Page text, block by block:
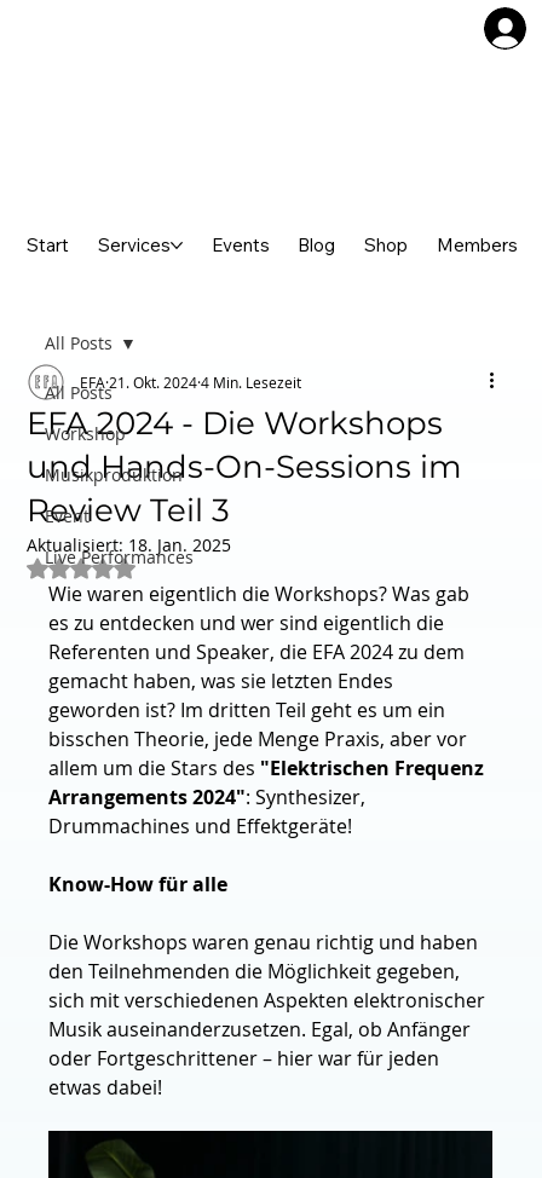
Start Services Events Blog Shop Members
All Posts
Workshop
Musikproduktion
Event
Live Performances
All Posts
EFA 2024 - Die Workshops
und Hands-On-Sessions im
Review Teil 3
EFA 21. Okt. 2024 4 Min. Lesezeit
Aktualisiert: 18. Jan. 2025
Mit NaN von 5 Sternen bewertet.
Wie waren eigentlich die Workshops? Was gab
es zu entdecken und wer sind eigentlich die
Referenten und Speaker, die EFA 2024 zu dem
gemacht haben, was sie letzten Endes
geworden ist? Im dritten Teil geht es um ein
bisschen Theorie, jede Menge Praxis, aber vor
allem um die Stars des "Elektrischen Frequenz
Arrangements 2024": Synthesizer,
Drummachines und Effektgeräte!
Know-How für alle
Die Workshops waren genau richtig und haben
den Teilnehmenden die Möglichkeit gegeben,
sich mit verschiedenen Aspekten elektronischer
Musik auseinanderzusetzen. Egal, ob Anfänger
oder Fortgeschrittener – hier war für jeden
etwas dabei!